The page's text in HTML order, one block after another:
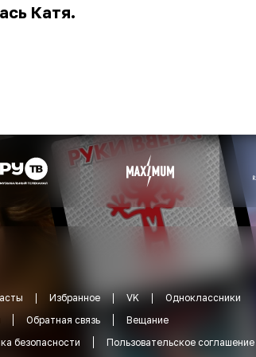
Катя.
Избранное VK
Одноклассники
Обратная связь
Вещание
безопасности Пользовательское соглашение